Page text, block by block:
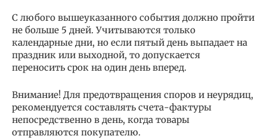
С любого вышеуказанного события должно пройти
не больше 5 дней. Учитываются только
календарные дни, но если пятый день выпадает на
праздник или выходной, то допускается
переносить срок на один день вперед.
Внимание! Для предотвращения споров и неурядиц,
рекомендуется составлять счета-фактуры
непосредственно в день, когда товары
отправляются покупателю.